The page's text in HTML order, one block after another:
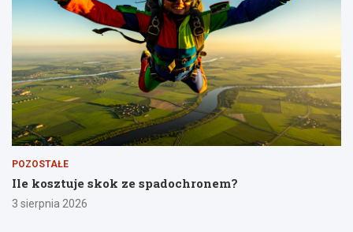
POZOSTAŁE
Ile kosztuje skok ze spadochronem?
3 sierpnia 2026